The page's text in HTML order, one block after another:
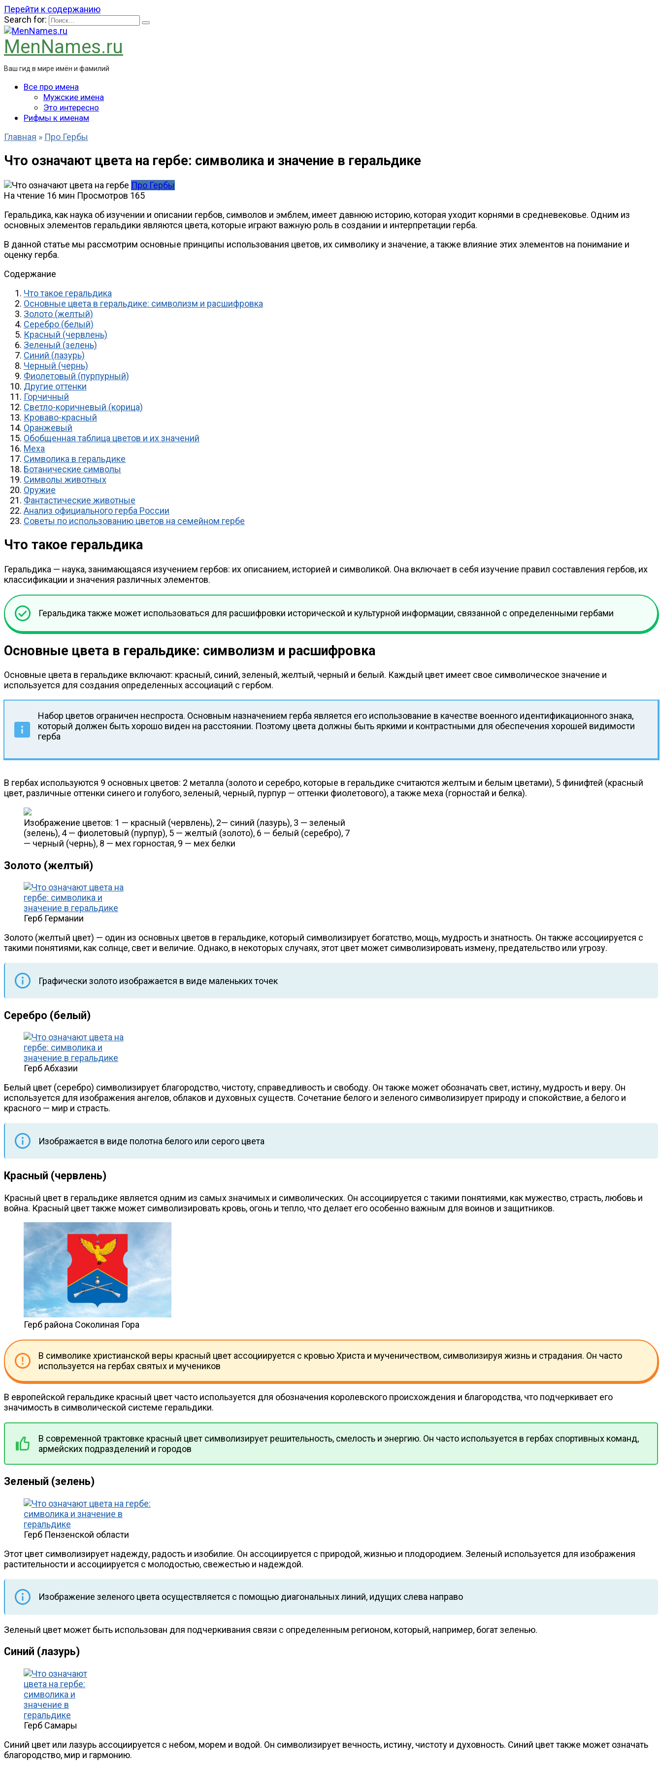
Перейти к содержанию
Search for:
MenNames.ru
Ваш гид в мире имён и фамилий
Все про имена
Мужские имена
Это интересно
Рифмы к именам
Главная » Про Гербы
Что означают цвета на гербе: символика и значение в геральдике
Про Гербы
На чтение 16 мин Просмотров 165
Геральдика, как наука об изучении и описании гербов, символов и эмблем, имеет давнюю историю, которая уходит корнями в средневековье. Одним из
основных элементов геральдики являются цвета, которые играют важную роль в создании и интерпретации герба.
В данной статье мы рассмотрим основные принципы использования цветов, их символику и значение, а также влияние этих элементов на понимание и
оценку герба.
Содержание
Что такое геральдика
Основные цвета в геральдике: символизм и расшифровка
Золото (желтый)
Серебро (белый)
Красный (червлень)
Зеленый (зелень)
Синий (лазурь)
Черный (чернь)
Фиолетовый (пурпурный)
Другие оттенки
Горчичный
Светло-коричневый (корица)
Кроваво-красный
Оранжевый
Обобщенная таблица цветов и их значений
Меха
Символика в геральдике
Ботанические символы
Символы животных
Оружие
Фантастические животные
Анализ официального герба России
Советы по использованию цветов на семейном гербе
Что такое геральдика
Геральдика — наука, занимающаяся изучением гербов: их описанием, историей и символикой. Она включает в себя изучение правил составления гербов, их
классификации и значения различных элементов.
Геральдика также может использоваться для расшифровки исторической и культурной информации, связанной с определенными гербами
Основные цвета в геральдике: символизм и расшифровка
Основные цвета в геральдике включают: красный, синий, зеленый, желтый, черный и белый. Каждый цвет имеет свое символическое значение и
используется для создания определенных ассоциаций с гербом.
Набор цветов ограничен неспроста. Основным назначением герба является его использование в качестве военного идентификационного знака,
который должен быть хорошо виден на расстоянии. Поэтому цвета должны быть яркими и контрастными для обеспечения хорошей видимости
герба
В гербах используются 9 основных цветов: 2 металла (золото и серебро, которые в геральдике считаются желтым и белым цветами), 5 финифтей (красный
цвет, различные оттенки синего и голубого, зеленый, черный, пурпур — оттенки фиолетового), а также меха (горностай и белка).
Изображение цветов: 1 — красный (червлень), 2— синий (лазурь), 3 — зеленый
(зелень), 4 — фиолетовый (пурпур), 5 — желтый (золото), 6 — белый (серебро), 7
— черный (чернь), 8 — мех горностая, 9 — мех белки
Золото (желтый)
Герб Германии
Золото (желтый цвет) — один из основных цветов в геральдике, который символизирует богатство, мощь, мудрость и знатность. Он также ассоциируется с
такими понятиями, как солнце, свет и величие. Однако, в некоторых случаях, этот цвет может символизировать измену, предательство или угрозу.
Графически золото изображается в виде маленьких точек
Серебро (белый)
Герб Абхазии
Белый цвет (серебро) символизирует благородство, чистоту, справедливость и свободу. Он также может обозначать свет, истину, мудрость и веру. Он
используется для изображения ангелов, облаков и духовных существ. Сочетание белого и зеленого символизирует природу и спокойствие, а белого и
красного — мир и страсть.
Изображается в виде полотна белого или серого цвета
Красный (червлень)
Красный цвет в геральдике является одним из самых значимых и символических. Он ассоциируется с такими понятиями, как мужество, страсть, любовь и
война. Красный цвет также может символизировать кровь, огонь и тепло, что делает его особенно важным для воинов и защитников.
Герб района Соколиная Гора
В символике христианской веры красный цвет ассоциируется с кровью Христа и мученичеством, символизируя жизнь и страдания. Он часто
используется на гербах святых и мучеников
В европейской геральдике красный цвет часто используется для обозначения королевского происхождения и благородства, что подчеркивает его
значимость в символической системе геральдики.
В современной трактовке красный цвет символизирует решительность, смелость и энергию. Он часто используется в гербах спортивных команд,
армейских подразделений и городов
Зеленый (зелень)
Герб Пензенской области
Этот цвет символизирует надежду, радость и изобилие. Он ассоциируется с природой, жизнью и плодородием. Зеленый используется для изображения
растительности и ассоциируется с молодостью, свежестью и надеждой.
Изображение зеленого цвета осуществляется с помощью диагональных линий, идущих слева направо
Зеленый цвет может быть использован для подчеркивания связи с определенным регионом, который, например, богат зеленью.
Синий (лазурь)
Герб Самары
Синий цвет или лазурь ассоциируется с небом, морем и водой. Он символизирует вечность, истину, чистоту и духовность. Синий цвет также может означать
благородство, мир и гармонию.